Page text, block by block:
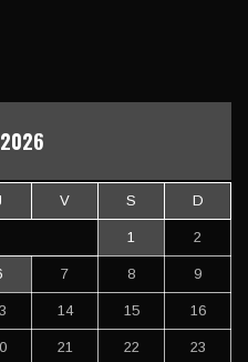
V S D
1 2
7 8 9
14 15 16
21 22 23